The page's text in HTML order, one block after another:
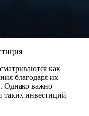
как
благодаря их
Однако важно
таких инвестиций,